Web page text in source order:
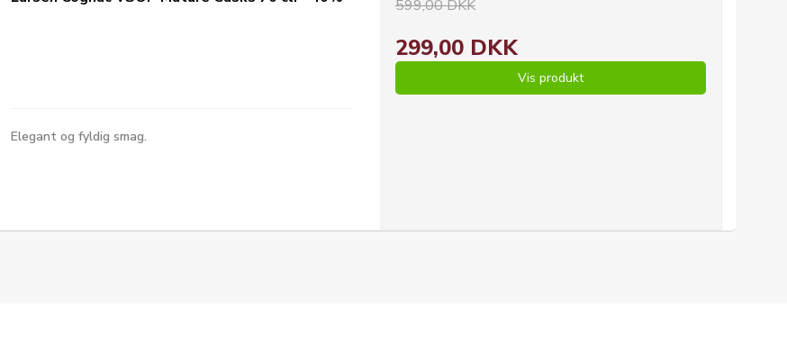
Elegant og fyldig smag.
599,00 DKK
299,00 DKK
Vis produkt